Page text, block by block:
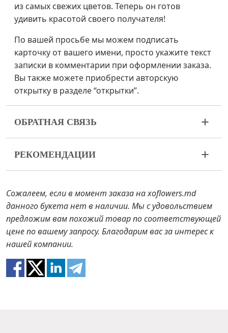
из самых свежих цветов. Теперь он готов
удивить красотой своего получателя!
По вашей просьбе мы можем подписать
карточку от вашего имени, просто укажите текст
записки в комментарии при оформлении заказа.
Вы также можете приобрести авторскую
открытку в разделе “открытки”.
ОБРАТНАЯ СВЯЗЬ
ваш букет пришел в ненадлежащем виде,
пожалуйста, свяжитесь с нами для решения
В случае если каких-то составляющих букета не
будет в наличии, мы предложим вам варианты
замены на аналоги. Также будьте готовы к тому,
что цветы – это живой материал, поэтому букеты
РЕКОМЕНДАЦИИ
букета упаковку и подрежьте стебли ножом или
секатором.
2. Наполните вазу водой примерно на 2/3 и
очистите стебли от листьев, если они достают до
воды.
3. Меняйте воду и обновляйте срез каждый день
Сожалеем, если в момент заказа на xoflowers.md
данного букета нет в наличии. Мы с удовольствием
предложим вам похожий товар по соответствующей
цене по вашему запросу. Благодарим вас за интерес к
нашей компании.